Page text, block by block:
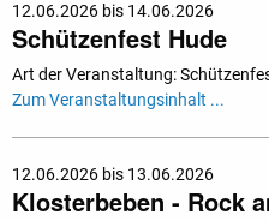
12.06.2026 bis 14.06.2026
Schützenfest Hude
Art der Veranstaltung:
Zum Veranstaltungsinhalt ...
12.06.2026 bis 13.06.2026
Klosterbeben - Rock